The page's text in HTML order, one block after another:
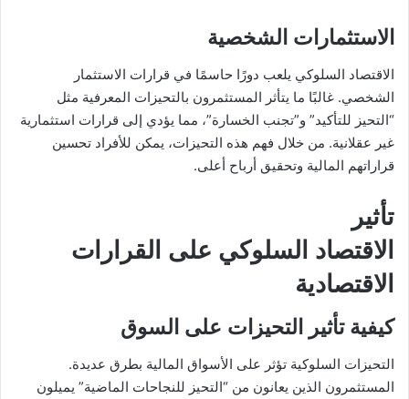
الاستثمارات الشخصية
الاقتصاد السلوكي يلعب دورًا حاسمًا في قرارات الاستثمار
الشخصي. غالبًا ما يتأثر المستثمرون بالتحيزات المعرفية مثل
“التحيز للتأكيد” و”تجنب الخسارة”، مما يؤدي إلى قرارات استثمارية
غير عقلانية. من خلال فهم هذه التحيزات، يمكن للأفراد تحسين
قراراتهم المالية وتحقيق أرباح أعلى.
تأثير
الاقتصاد السلوكي على القرارات
الاقتصادية
كيفية تأثير التحيزات على السوق
التحيزات السلوكية تؤثر على الأسواق المالية بطرق عديدة.
المستثمرون الذين يعانون من “التحيز للنجاحات الماضية” يميلون